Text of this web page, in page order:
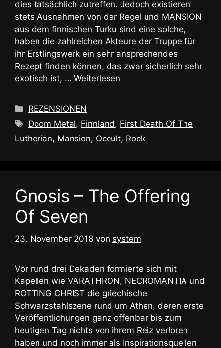
dies tatsächlich zutreffen. Jedoch existieren
stets Ausnahmen von der Regel und MANSION
aus dem finnischen Turku sind eine solche,
haben die zahlreichen Akteure der Truppe für
ihr Erstlingswerk ein sehr ansprechendes
Rezept finden können, das zwar sicherlich sehr
exotisch ist, … Weiterlesen
Kategorien
REZENSIONEN
Schlagwörter
Doom Metal, Finnland, First Death Of The
Lutherian, Mansion, Occult, Rock
Gnosis – The Offering
Of Seven
23. November 2018 von system
Vor rund drei Dekaden formierte sich mit
Kapellen wie VARATHRON, NECROMANTIA und
ROTTING CHRIST die griechische
Schwarzstahlszene rund um Athen, deren erste
Veröffentlichungen ganz offenbar bis zum
heutigen Tag nichts von ihrem Reiz verloren
haben und noch immer als Inspirationsquellen